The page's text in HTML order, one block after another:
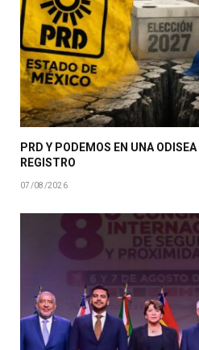
PRD Y PODEMOS EN UNA
REGISTRO
07/08/2026